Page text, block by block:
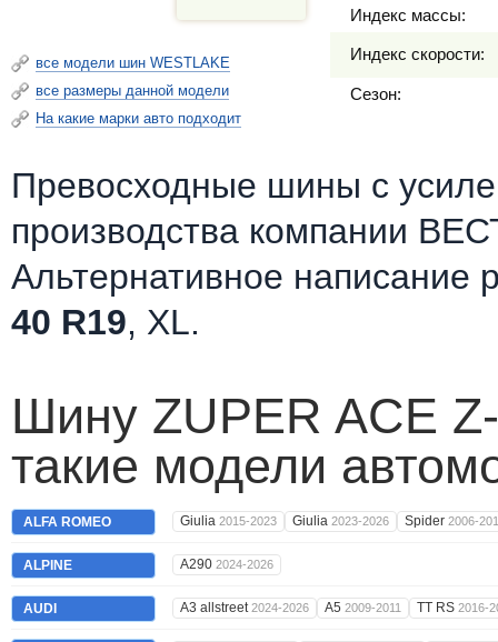
все модели шин WESTLAKE
все размеры данной модели
На какие марки авто подходит
Индекс массы:
Индекс скорости:
Сезон:
Превосходные шины c
производства компании
Альтернативное написание
40 R19, XL.
Шину ZUPER ACE
такие модели
ALFA ROMEO Giulia 2015-2023 Giulia 2023-2026 Spider 2006-
ALPINE A290 2024-2026
AUDI A3 allstreet2024-2026 A5 2009-2011 TT RS 2016-